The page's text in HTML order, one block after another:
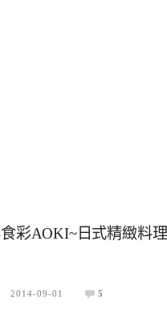
食彩AOKI~日式精緻料
2014-09-01 5